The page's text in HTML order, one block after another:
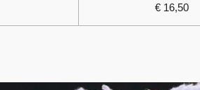
€ 16,50